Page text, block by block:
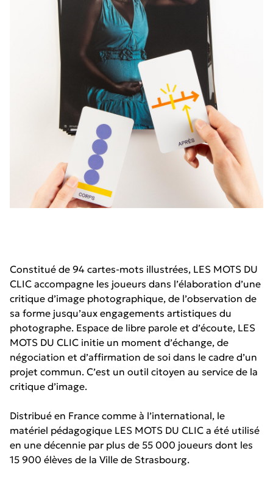
Constitué de 94 cartes-mots illustrées, LES MOTS DU
CLIC accompagne les joueurs dans l’élaboration d’une
critique d’image photographique, de l’observation de
sa forme jusqu’aux engagements artistiques du
photographe. Espace de libre parole et d’écoute, LES
MOTS DU CLIC initie un moment d’échange, de
négociation et d’affirmation de soi dans le cadre d’un
projet commun. C’est un outil citoyen au service de la
critique d’image.
Distribué en France comme à l’international, le
matériel pédagogique LES MOTS DU CLIC a été utilisé
en une décennie par plus de 55 000 joueurs dont les
15 900 élèves de la Ville de Strasbourg.